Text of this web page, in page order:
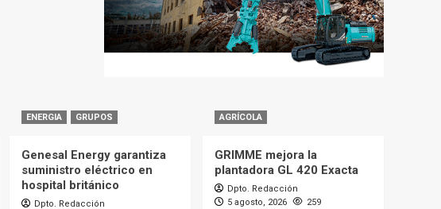
ENERGIA GRUPOS
Genesal Energy garantiza
suministro eléctrico en
hospital británico
Dpto. Redacción
AGRÍCOLA
GRIMME mejora la
plantadora GL 420 Exacta
Dpto. Redacción
5 agosto, 2026
259